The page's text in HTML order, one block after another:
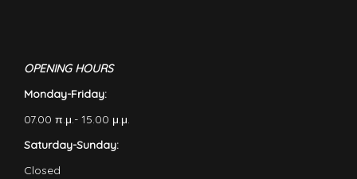
OPENING HOURS
Monday-Friday:
07.00 π.μ.- 15.00 μ.μ.
Saturday-Sunday:
Closed